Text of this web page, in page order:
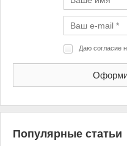
Даю согласие
Популярные статьи